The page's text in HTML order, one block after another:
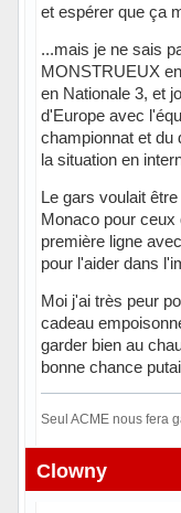
et espérer que ça
...mais je ne sais
MONSTRUEUX
en Nationale 3, et
d'Europe avec
championnat et du
la situation en
Le gars voulait
Monaco pour ceux
première ligne
pour l'aider dans
Moi j'ai très peur
cadeau
garder bien au
bonne chance
Seul ACME nous fera
Hors ligne
Clowny